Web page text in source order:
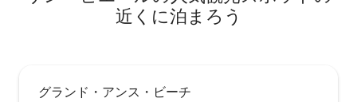
近くに泊まろう
グランド・アンス・ビーチ